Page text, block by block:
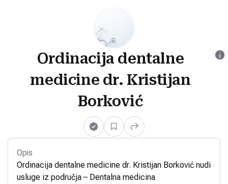
Ordinacija dentalne
medicine dr. Kristijan
Borković
Opis
Ordinacija dentalne medicine dr. Kristijan Borković nudi
usluge iz područja – Dentalna medicina